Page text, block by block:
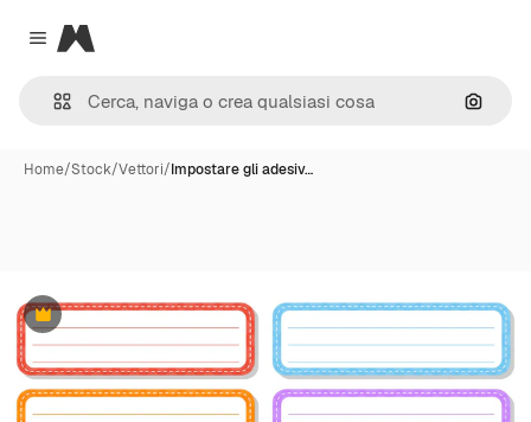
Close menu
Magnific
Cerca
Home/Stock/Vettori/Impostare gli adesiv…
Premium